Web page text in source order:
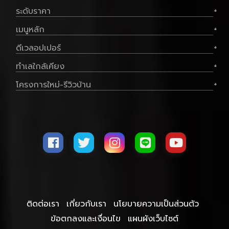
ระดับราคา +
เมนูหลัก +
ดีเวลอปเปอร์ +
ทำเลใกล้เคียง +
โครงการใหม่-รีวิวบ้าน +
ติดต่อเรา เกี่ยวกับเรา
นโยบายความเป็นส่วนตัว
ข้อตกลงและเงื่อนไข
แผนผังเว็บไซต์